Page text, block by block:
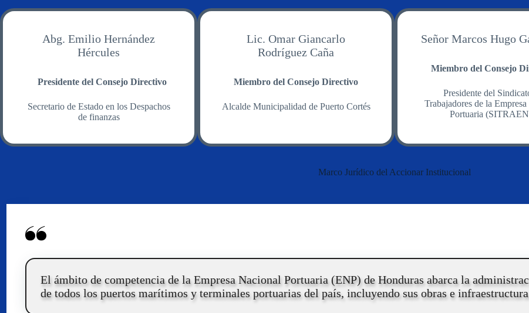
Abg. Emilio Hernández
Hércules
Presidente del Consejo Directivo
Secretario de Estado en los Despachos
de finanzas
Lic. Omar Giancarlo
Rodríguez Caña
Miembro del Consejo Directivo
Alcalde Municipalidad de Puerto Cortés
Señor Marcos Hugo
Miembro del Consejo
Presidente del
Trabajadores de la
Portuaria
Marco Jurídico del Accionar Institucional
El ámbito de competencia de la Empresa Nacional Portuaria (ENP) de Honduras abarca la
de todos los puertos marítimos y terminales portuarias del país, incluyendo sus obras e